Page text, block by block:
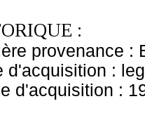
:
provenance :
d'acquisition :
d'acquisition :